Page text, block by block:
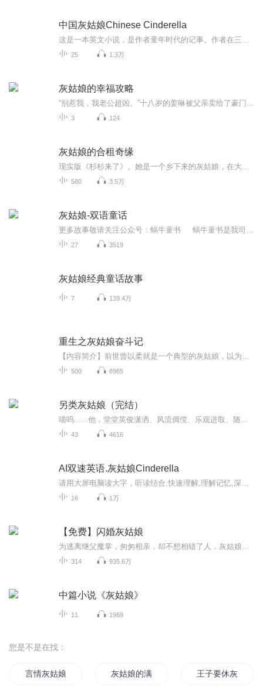
中国灰姑娘Chinese Cinderella
25 1.3万
灰姑娘的幸福攻略
3 124
灰姑娘的合租奇缘
580 3.5万
灰姑娘-双语童话
27 3519
灰姑娘经典童话故事
7 139.4万
重生之灰姑娘奋斗记
500 8965
另类灰姑娘（完结）
43 4616
AI双速英语.灰姑娘Cinderella
16 1万
【免费】闪婚灰姑娘
314 935.6万
中篇小说《灰姑娘》
11 1969
您是不是在找：
言情灰姑娘 灰姑娘的满天星 王子要休灰姑娘